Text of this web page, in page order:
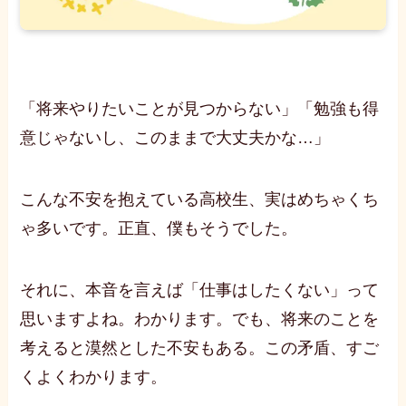
「将来やりたいことが見つからない」「勉強も得
意じゃないし、このままで大丈夫かな…」
こんな不安を抱えている高校生、実はめちゃくち
ゃ多いです。正直、僕もそうでした。
それに、本音を言えば「仕事はしたくない」って
思いますよね。わかります。でも、将来のことを
考えると漠然とした不安もある。この矛盾、すご
くよくわかります。